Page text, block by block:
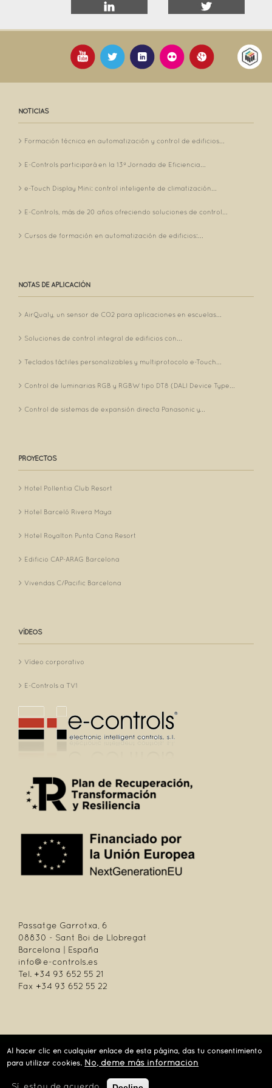
NOTICIAS
Formación técnica en automatización y control de edificios...
E-Controls participará en la 13ª Jornada de Eficiencia...
e-Touch Display Mini: control inteligente de climatización...
E-Controls, más de 20 años ofreciendo soluciones de control...
Cursos de formación en automatización de edificios:...
NOTAS DE APLICACIÓN
AirQualy, un sensor de CO2 para aplicaciones en escuelas...
Soluciones de control integral de edificios con...
Teclados táctiles personalizables y multiprotocolo e-Touch...
Control de luminarias RGB y RGBW tipo DT8 (DALI Device Type...
Control de sistemas de expansión directa Panasonic y...
PROYECTOS
Hotel Pollentia Club Resort
Hotel Barceló Rivera Maya
Hotel Royalton Punta Cana Resort
Edificio CAP-ARAG Barcelona
Vivendas C/Pacific Barcelona
VÍDEOS
Vídeo corporativo
E-Controls a TV1
Passatge Garrotxa, 6
08830 - Sant Boi de Llobregat
Barcelona | España
info@e-controls.es
Tel. +34 93 652 55 21
Fax +34 93 652 55 22
| Passatge Garrotxa, 6 | 08830 Sant Boi de Llobregat | Barcelona | España |
Tel.: +34 93 652 55 21 | Fax +34 93 652 55 22
Al hacer clic en cualquier enlace de esta página, das tu consentimiento
para utilizar cookies. No, déme más información